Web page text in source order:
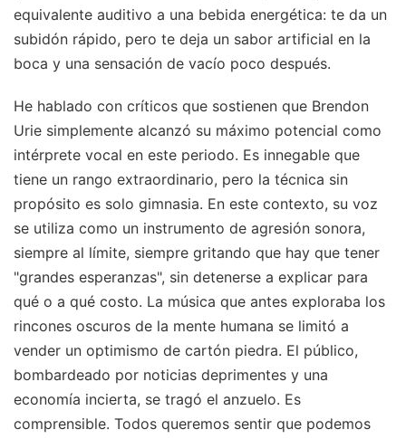
equivalente auditivo a una bebida energética: te da un
subidón rápido, pero te deja un sabor artificial en la
boca y una sensación de vacío poco después.
He hablado con críticos que sostienen que Brendon
Urie simplemente alcanzó su máximo potencial como
intérprete vocal en este periodo. Es innegable que
tiene un rango extraordinario, pero la técnica sin
propósito es solo gimnasia. En este contexto, su voz
se utiliza como un instrumento de agresión sonora,
siempre al límite, siempre gritando que hay que tener
"grandes esperanzas", sin detenerse a explicar para
qué o a qué costo. La música que antes exploraba los
rincones oscuros de la mente humana se limitó a
vender un optimismo de cartón piedra. El público,
bombardeado por noticias deprimentes y una
economía incierta, se tragó el anzuelo. Es
comprensible. Todos queremos sentir que podemos